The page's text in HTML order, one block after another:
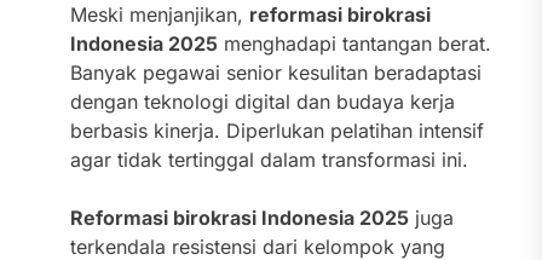
Meski menjanjikan, reformasi birokrasi
Indonesia 2025menghadapi tantangan berat.
Banyak pegawai senior kesulitan beradaptasi
dengan teknologi digital dan budaya kerja
berbasis kinerja. Diperlukan pelatihan intensif
agar tidak tertinggal dalam transformasi ini.
Reformasi birokrasi Indonesia 2025juga
terkendala resistensi dari kelompok yang